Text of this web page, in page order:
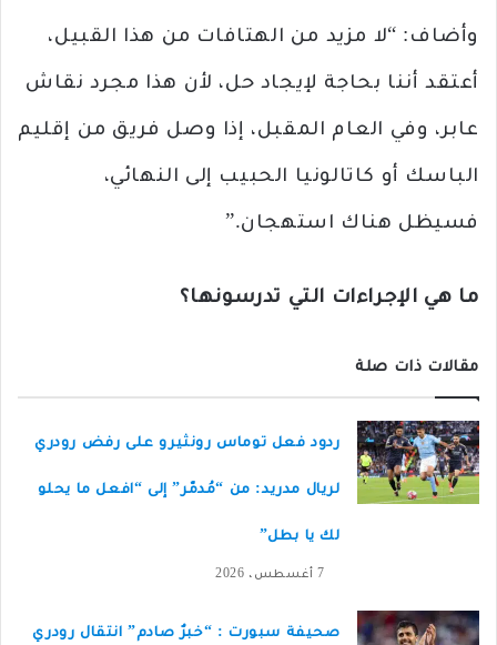
وأضاف: “لا مزيد من الهتافات من هذا القبيل،
أعتقد أننا بحاجة لإيجاد حل، لأن هذا مجرد نقاش
عابر، وفي العام المقبل، إذا وصل فريق من إقليم
الباسك أو كاتالونيا الحبيب إلى النهائي،
فسيظل هناك استهجان.”
ما هي الإجراءات التي تدرسونها؟
مقالات ذات صلة
ردود فعل توماس رونثيرو على رفض رودري
لريال مدريد: من “مُدمّر” إلى “افعل ما يحلو
لك يا بطل”
7 أغسطس، 2026
صحيفة سبورت : “خبرٌ صادم” انتقال رودري